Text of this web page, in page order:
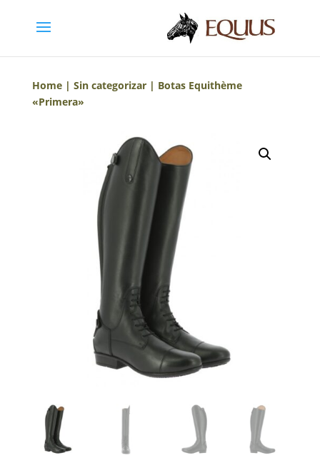
Home| Sin categorizar| Botas Equithème
«Primera»